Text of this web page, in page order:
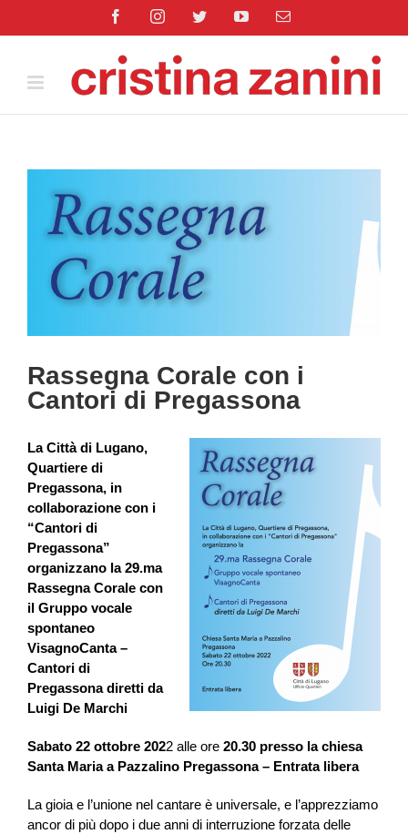
FacebookInstagramTwitterYouTubeEmail
immagine
Rassegna Corale con i
Cantori di Pregassona
La Città di Lugano,
Quartiere di
Pregassona, in
collaborazione con i
“Cantori di
Pregassona”
organizzano la 29.ma
Rassegna Corale con
il Gruppo vocale
spontaneo
VisagnoCanta –
Cantori di
Pregassona diretti da
Luigi De Marchi
Sabato 22 ottobre 2022 alle ore 20.30 presso la chiesa
Santa Maria a Pazzalino Pregassona – Entrata libera
La gioia e l’unione nel cantare è universale, e l’apprezziamo
ancor di più dopo i due anni di interruzione forzata delle